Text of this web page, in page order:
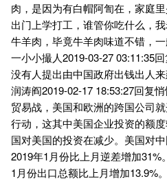
肉，是因为有白帽阿訇在，家庭
出门上学打工，谁管你吃什么，
牛羊肉，毕竟牛羊肉味道不错，一
一小小撮人2019-03-27 03:11:35
没有人提出由中国政府出钱出人
润涛阎2019-02-17 18:53:27回复
贸易战，美国和欧洲的跨国公司
行动，这其中美国企业投资的额
国对美国的投资在减少。美国对
2019年1月份比上月逆差增加
1月份出口总额比上月增加13.9%。